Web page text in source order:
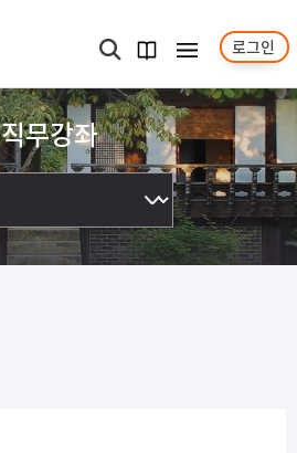
검색
과정
안내서
메뉴보기 로그인
직무강좌